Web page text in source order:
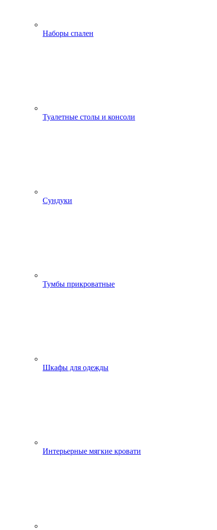
Наборы спален
Туалетные столы и консоли
Сундуки
Тумбы прикроватные
Шкафы для одежды
Интерьерные мягкие кровати